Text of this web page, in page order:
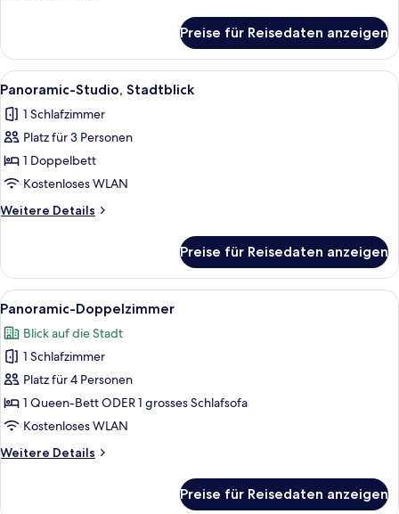
Studio
Preise für Reisedaten anzeigen
Alle
Fotos
für
Panoramic-
Studio,
Stadtblick
anzeigen
Ein modernes Schlafzimmer mit
6
Panoramic-Studio, Stadtblick
1 Schlafzimmer
Platz für 3 Personen
1 Doppelbett
Kostenloses WLAN
Weitere Details
Weitere
Studio,
Stadtblick
Preise für Reisedaten anzeigen
Alle
Fotos
für
Panoramic-
Doppelzimmer
anzeigen
Ein Hotelzimmer mit einem großen
6
Panoramic-Doppelzimmer
Blick auf die Stadt
1 Schlafzimmer
Platz für 4 Personen
1 Queen-Bett ODER 1 grosses Schlafsofa
Kostenloses WLAN
Weitere Details
Weitere
Preise für Reisedaten anzeigen